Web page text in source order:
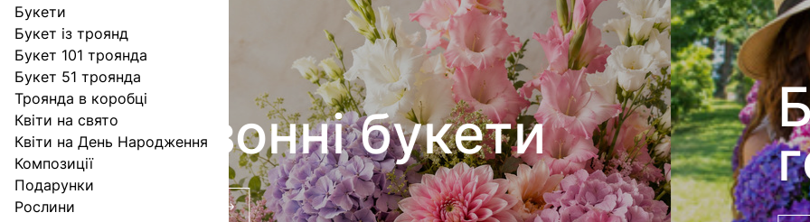
Букети
Букет із троянд
Букет 101 троянда
Букет 51 троянда
Троянда в коробці
Квіти на свято
Квіти на День Народження
Композиції
Подарунки
Рослини
Букети
гортензій